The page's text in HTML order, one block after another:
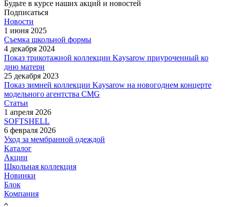
Будьте в курсе наших акций и новостей
Подписаться
Новости
1 июня 2025
Съемка школьной формы
4 декабря 2024
Показ трикотажной коллекции Kaysarow приуроченный ко
дню матери
25 декабря 2023
Показ зимней коллекции Kaysarow на новогоднем концерте
модельного агентства CMG
Статьи
1 апреля 2026
SOFTSHELL
6 февраля 2026
Уход за мембранной одеждой
Каталог
Акции
Школьная коллекция
Новинки
Блок
Компания